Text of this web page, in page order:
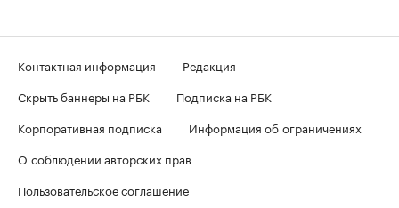
Контактная информация
Редакция
Скрыть баннеры на РБК
Подписка на РБК
Корпоративная подписка
Информация об ограничениях
О соблюдении авторских прав
Пользовательское соглашение